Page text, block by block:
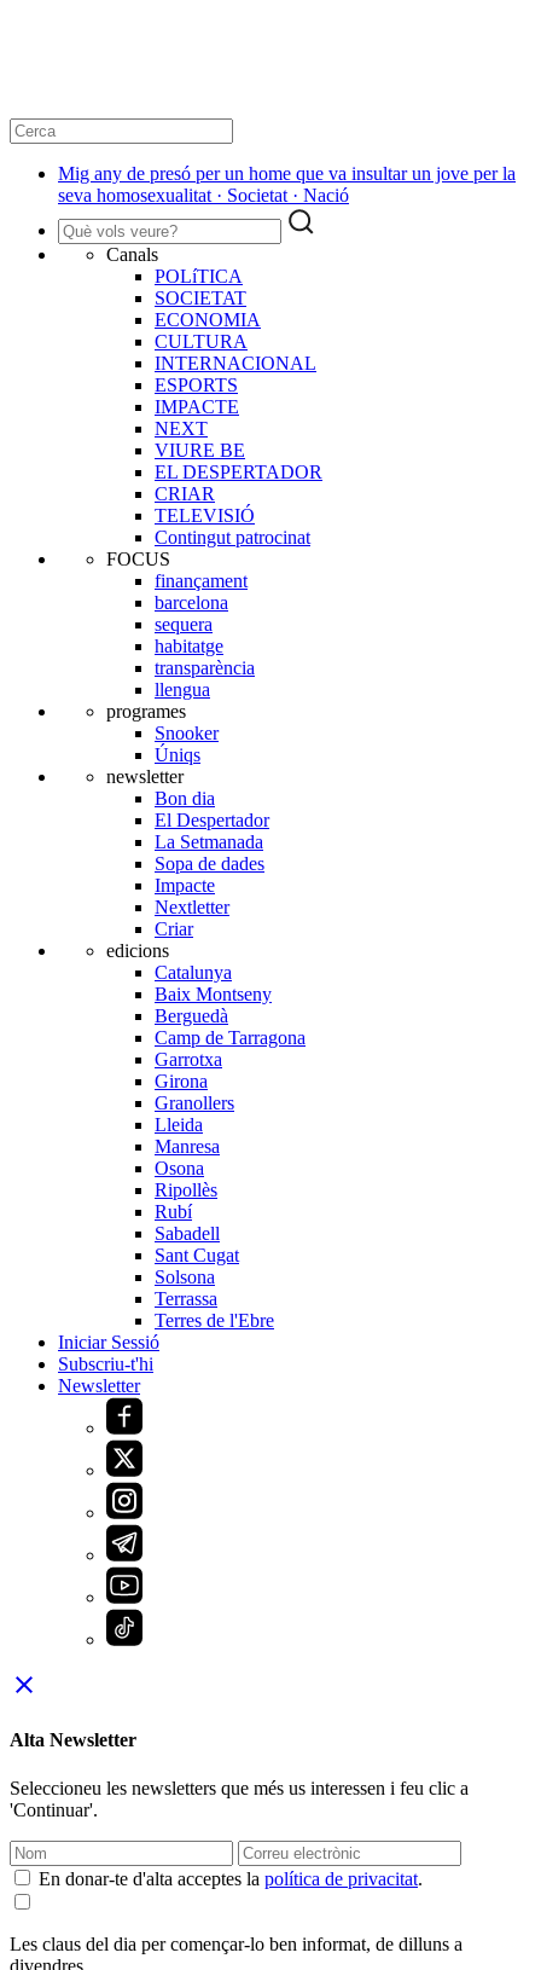
Mig any de presó per un home que va insultar un jove per la
seva homosexualitat · Societat · Nació
Canals
POLíTICA
SOCIETAT
ECONOMIA
CULTURA
INTERNACIONAL
ESPORTS
IMPACTE
NEXT
VIURE BE
EL DESPERTADOR
CRIAR
TELEVISIÓ
Contingut patrocinat
FOCUS
finançament
barcelona
sequera
habitatge
transparència
llengua
programes
Snooker
Úniqs
newsletter
Bon dia
El Despertador
La Setmanada
Sopa de dades
Impacte
Nextletter
Criar
edicions
Catalunya
Baix Montseny
Berguedà
Camp de Tarragona
Garrotxa
Girona
Granollers
Lleida
Manresa
Osona
Ripollès
Rubí
Sabadell
Sant Cugat
Solsona
Terrassa
Terres de l'Ebre
Iniciar Sessió
Subscriu-t'hi
Newsletter
close
Alta Newsletter
Seleccioneu les newsletters que més us interessen i feu clic a
'Continuar'.
En donar-te d'alta acceptes la política de privacitat.
Les claus del dia per començar-lo ben informat, de dilluns a
divendres